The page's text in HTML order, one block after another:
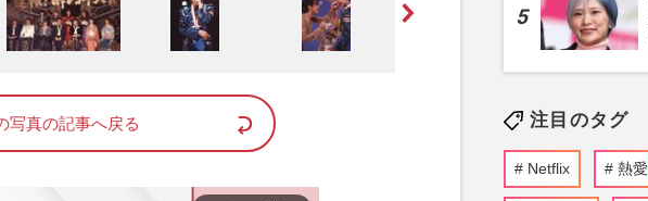
写真の記事へ戻る 注目のタグ
Netflix 熱愛